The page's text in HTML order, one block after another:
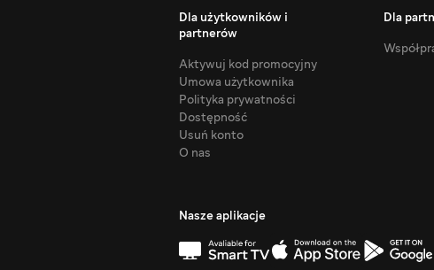
Dla użytkowników i
partnerów
Aktywuj kod promocyjny
Umowa użytkownika
Polityka prywatności
Dostępność
Usuń konto
O nas
Dla
Nasze aplikacje